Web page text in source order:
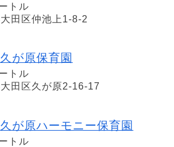
トル
田区仲池上1-8-2
久が原保育園
トル
田区久が原2-16-17
久が原ハーモニー保育園
トル